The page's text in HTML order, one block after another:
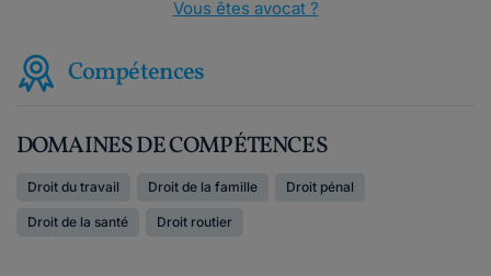
Vous êtes avocat ?
Compétences
DOMAINES DE COMPÉTENCES
Droit du travail Droit de la famille Droit pénal
Droit de la santé Droit routier